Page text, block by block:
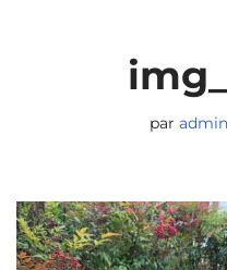
par admin